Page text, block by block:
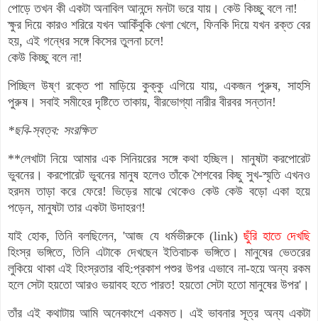
পোড়ে তখন কী একটা অনাবিল আনন্দে মনটা ভরে যায় । কেউ কিচ্ছু বলে না!
ক্ষুর দিয়ে কারও শরিরে যখন আকিঁবুকি খেলা খেলে, ফিনকি দিয়ে যখন রক্ত বের
হয়, এই গন্ধের সঙ্গে কিসের তুলনা চলে!
কেউ কিচ্ছু বলে না!
পিচ্ছিল উষ্ণ রক্তে পা মাড়িয়ে কুক্কু এগিয়ে যায়, একজন পুরুষ, সাহসি
পুরুষ । সবাই সমীহের দৃষ্টিতে তাকায়, বীরভোগ্যা নারীর বীরবর সন্তান!
*ছবি-স্বত্ব: সংরক্ষিত
**লেখাটা নিয়ে আমার এক সিনিয়রের সঙ্গে কথা হচ্ছিল। মানুষটা করপোরেট
ভুবনের। করপোরেট ভুবনের মানুষ হলেও তাঁকে শৈশবের কিছু সুখ-স্মৃতি এখনও
হরদম তাড়া করে ফেরে! ভিড়ের মাঝে থেকেও কেউ কেউ বড়ো একা হয়ে
পড়েন, মানুষটা তার একটা উদাহরণ!
যাই হোক, তিনি বলছিলেন, 'আজ যে ধর্মভীরুকে (link) ছুঁরি হাতে দেখছি
হিংস্র ভঙ্গিতে, তিনি এটাকে দেখছেন ইতিবাচক ভঙ্গিতে। মানুষের ভেতরের
লুকিয়ে থাকা এই হিংস্রতার বহি:প্রকাশ পশুর উপর এভাবে না-হয়ে অন্য রকম
হলে সেটা হয়তো আরও ভয়াবহ হতে পারত! হয়তো সেটা হতো মানুষের উপর'।
তাঁর এই কথাটায় আমি অনেকাংশে একমত। এই ভাবনার সূত্র অন্য একটা